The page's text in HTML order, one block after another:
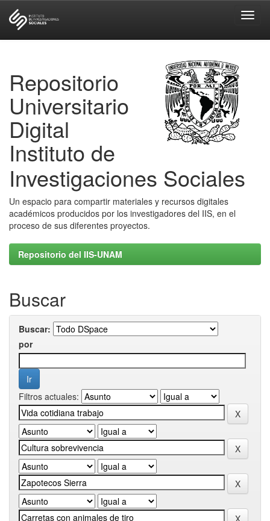
Repositorio
Universitario
Digital
Instituto de
Investigaciones Sociales
Un espacio para compartir materiales y recursos digitales
académicos producidos por los investigadores del IIS, en el
proceso de sus diferentes proyectos.
Repositorio del IIS-UNAM
Buscar
Buscar:
por
Filtros actuales: